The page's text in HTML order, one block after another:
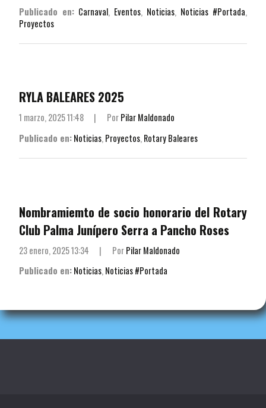
Publicado en: Carnaval, Eventos, Noticias, Noticias #Portada,
Proyectos
RYLA BALEARES 2025
1 marzo, 2025 11:48 | PorPilar Maldonado
Publicado en:Noticias, Proyectos, Rotary Baleares
Nombramiemto de socio honorario del Rotary
Club Palma Junípero Serra a Pancho Roses
23 enero, 2025 13:34 | PorPilar Maldonado
Publicado en:Noticias, Noticias #Portada